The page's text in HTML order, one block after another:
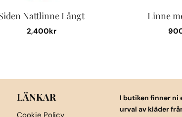
Nattlinne Långt
2,400kr
har
flera
Linne
LÄNKAR
Cookie Policy
I butiken finner ni
urval av kläder